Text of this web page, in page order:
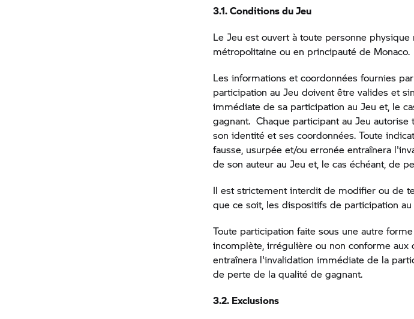
3.1. Conditions du Jeu
Le Jeu est ouvert à toute personne
métropolitaine ou en principauté de Monaco.
Les informations et coordonnées fournies
participation au Jeu doivent être valides et
immédiate de sa participation au Jeu et, le
gagnant. Chaque participant au Jeu
son identité et ses coordonnées. Toute
fausse, usurpée et/ou erronée entraînera
de son auteur au Jeu et, le cas échéant, de
Il est strictement interdit de modifier ou de
que ce soit, les dispositifs de participation au
Toute participation faite sous une autre
incomplète, irrégulière ou non conforme
entraînera l'invalidation immédiate de la
de perte de la qualité de gagnant.
3.2. Exclusions